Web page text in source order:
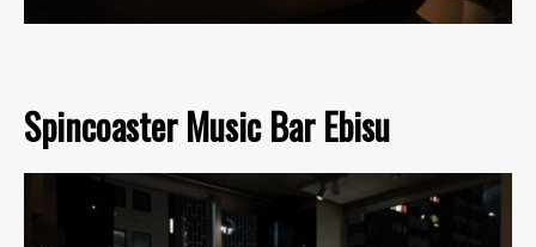
Spincoaster Music Bar Ebisu